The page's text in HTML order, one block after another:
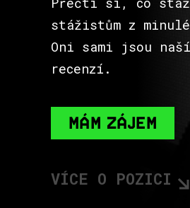
stážistům z
Oni sami jsou
recenzí.
MÁM ZÁJEM
VÍCE O POZICI